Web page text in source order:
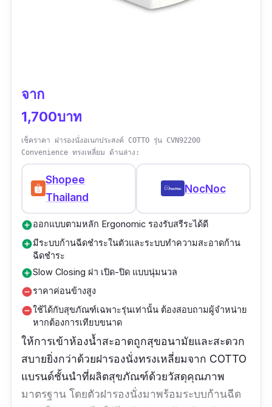
จาก
1,700บาท
เช็คราคา ฝารองนั่งอเนกประสงค์ COTTO รุ่น CVN92200
Convenience ทรงเหลี่ยม ด้านล่าง:
Shopee
Thailand
NocNoc
add_circleออกแบบตามหลัก Ergonomic รองรับสรีระได้ดี
add_circleมีระบบก้านฉีดชำระในตัวและระบบทำความสะอาดก้าน
ฉีดชำระ
add_circleSlow Closing ฝา เปิด-ปิด แบบนุ่มนวล
remove_circleราคาค่อนข้างสูง
remove_circleใช้ได้กับสุขภัณฑ์เฉพาะรุ่นเท่านั้น ต้องสอบถามผู้จำหน่าย
หากต้องการเทียบขนาด
ให้การเข้าห้องน้ำสะอาดถูกสุขอนามัยและสะดวก
สบายยิ่งกว่าด้วยฝารองนั่งทรงเหลี่ยมจาก COTTO
แบรนด์ชั้นนำที่ผลิตสุขภัณฑ์ด้วยวัสดุคุณภาพ
มาตรฐาน โดยตัวฝารองนั่งมาพร้อมระบบก้านฉีด